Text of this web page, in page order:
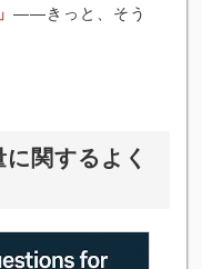
――きっと、そう
関するよく